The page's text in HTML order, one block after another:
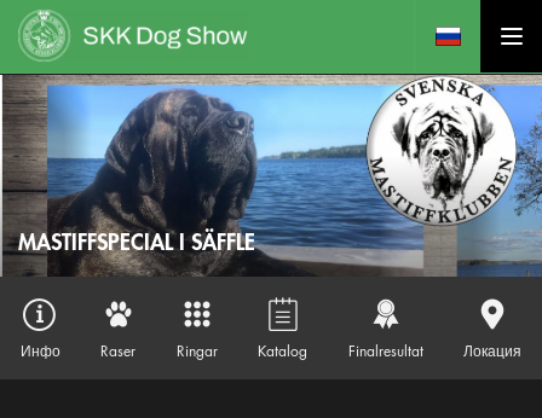
MASTIFFSPECIAL I SÄFFLE
Инфо Raser Ringar Katalog Finalresultat Локация